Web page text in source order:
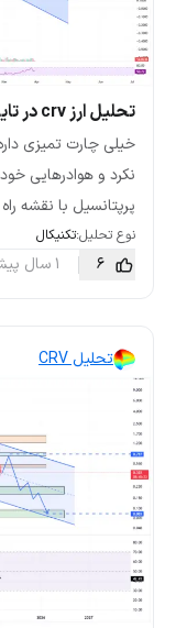
تحلیل ارز crv در تایم فریم روزانه / 10 فروردین
خیلی چارت تمیزی
نکرد و هوادرهایی
پرپتانسیل با نقشه
نوع تحلیل:تکنیکال
6 1 سال پیش
تحلیل CRV